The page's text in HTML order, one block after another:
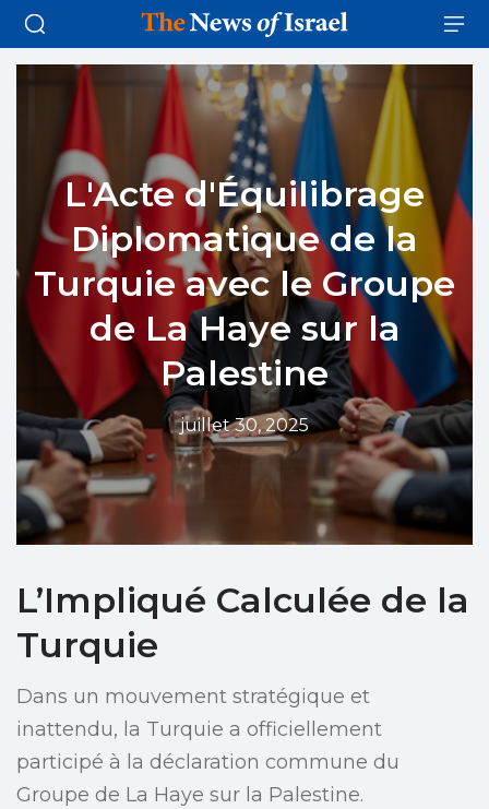
L'Acte d'Équilibrage
Diplomatique de la
Turquie avec le Groupe
de La Haye sur la
Palestine
juillet 30, 2025
L’Impliqué Calculée de la
Turquie
Dans un mouvement stratégique et
inattendu, la Turquie a officiellement
participé à la déclaration commune du
Groupe de La Haye sur la Palestine.